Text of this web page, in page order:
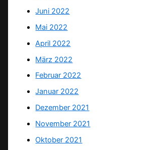
Juni 2022
Mai 2022
April 2022
März 2022
Februar 2022
Januar 2022
Dezember 2021
November 2021
Oktober 2021